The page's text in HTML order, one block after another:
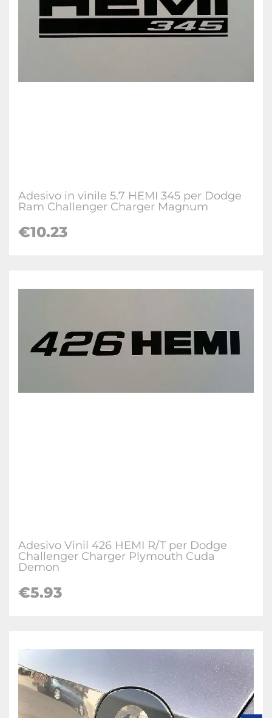
Adesivo in vinile 5.7 HEMI 345 per Dodge
Ram Challenger Charger Magnum
€10.23
Adesivo Vinil 426 HEMI R/T per Dodge
Challenger Charger Plymouth Cuda
Demon
€5.93